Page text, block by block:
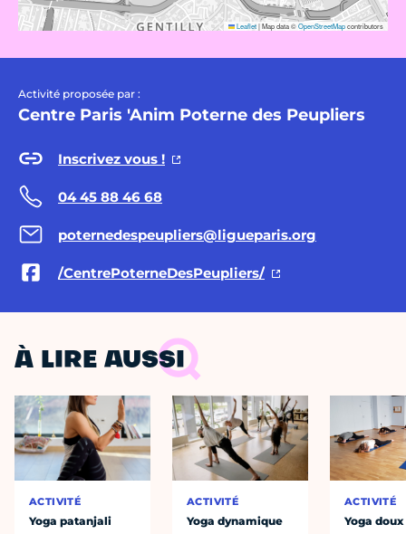
Leaflet|Map data ©OpenStreetMapcontributors
Activité proposée par :
Centre Paris 'Anim Poterne des Peupliers
Inscrivez vous !
04 45 88 46 68
poternedespeupliers@ligueparis.org
/CentrePoterneDesPeupliers/
À LIRE AUSSI
ACTIVITÉ
Yoga patanjali
ACTIVITÉ
Yoga dynamique
ACTIVITÉ
Yoga doux